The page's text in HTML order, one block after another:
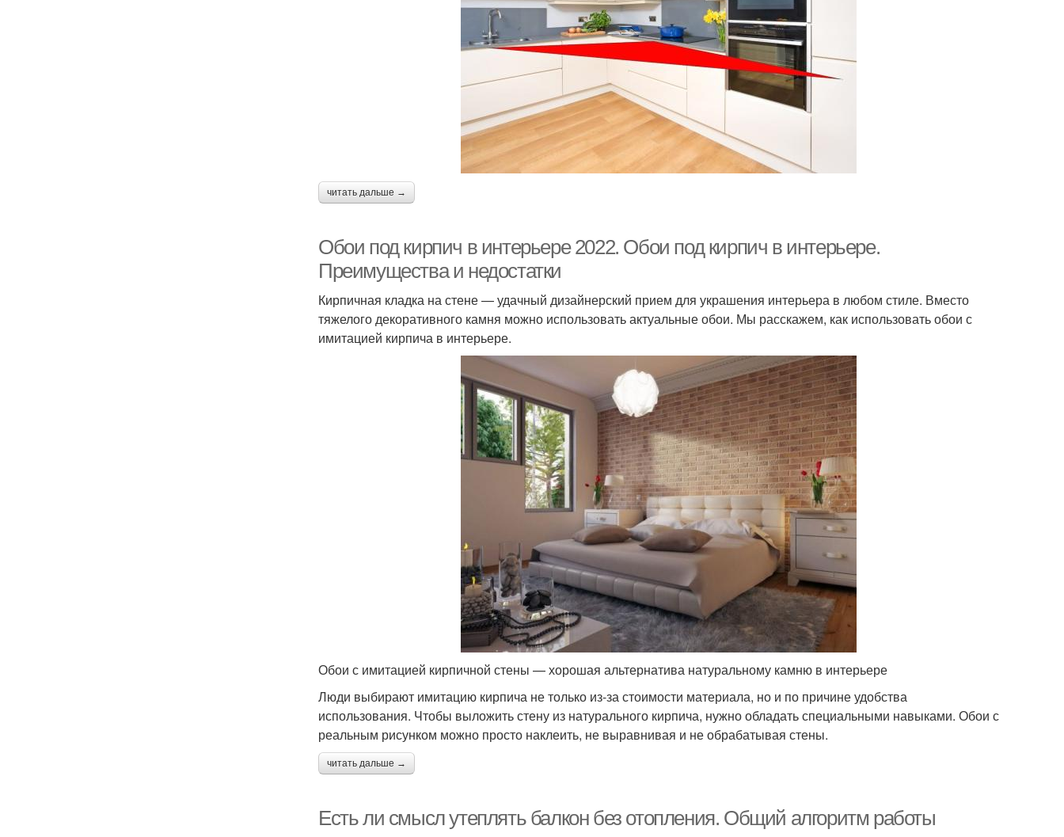
читать дальше →
Обои под кирпич в интерьере 2022. Обои под кирпич в интерьере.
Преимущества и недостатки
Кирпичная кладка на стене — удачный дизайнерский прием для украшения интерьера в любом стиле. Вместо
тяжелого декоративного камня можно использовать актуальные обои. Мы расскажем, как использовать обои с
имитацией кирпича в интерьере.
Обои с имитацией кирпичной стены — хорошая альтернатива натуральному камню в интерьере
Люди выбирают имитацию кирпича не только из-за стоимости материала, но и по причине удобства
использования. Чтобы выложить стену из натурального кирпича, нужно обладать специальными навыками. Обои с
реальным рисунком можно просто наклеить, не выравнивая и не обрабатывая стены.
читать дальше →
Есть ли смысл утеплять балкон без отопления. Общий алгоритм работы